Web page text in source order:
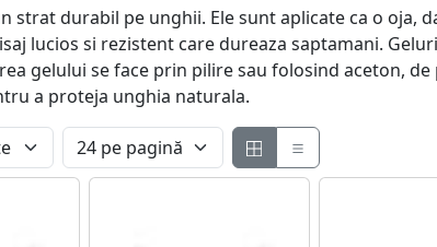
strat durabil pe unghii. Ele sunt aplicate ca o oja,
lucios si rezistent care dureaza saptamani.
gelului se face prin pilire sau folosind aceton,
a proteja unghia naturala.